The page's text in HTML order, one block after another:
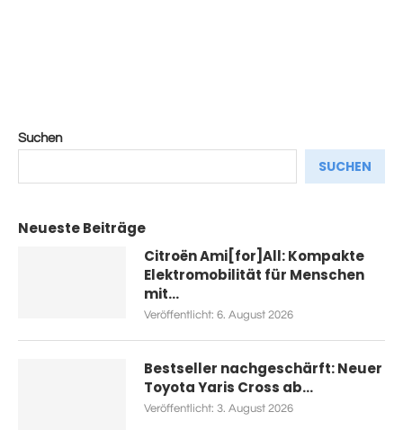
Suchen
SUCHEN
Neueste Beiträge
Citroën Ami[for]All: Kompakte
Elektromobilität für Menschen
mit...
Veröffentlicht: 6. August 2026
Bestseller nachgeschärft: Neuer
Toyota Yaris Cross ab...
Veröffentlicht: 3. August 2026